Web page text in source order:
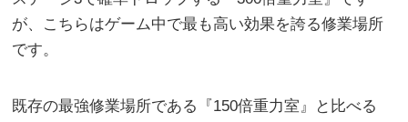
が、こちらはゲーム中で最も高い効果を誇る修業場所
です。
既存の最強修業場所である『150倍重力室』と比べる